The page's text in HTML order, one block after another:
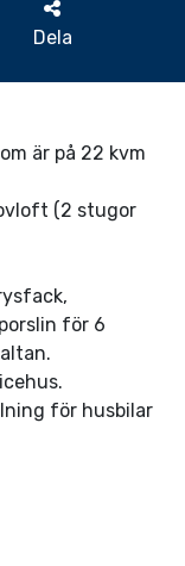
Dela
är på 22 kvm
(2 stugor
för 6
för husbilar